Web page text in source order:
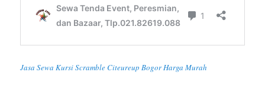
Jasa Sewa Kursi Scramble Citeureup Bogor Harga Murah